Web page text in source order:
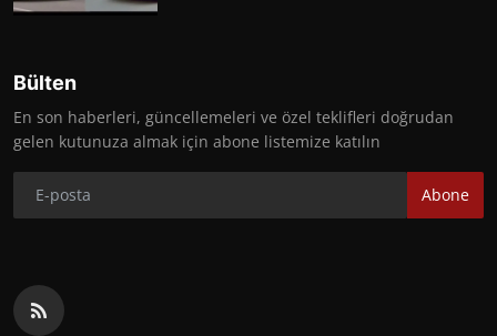
Bülten
En son haberleri, güncellemeleri ve özel teklifleri doğrudan
gelen kutunuza almak için abone listemize katılın
Abone